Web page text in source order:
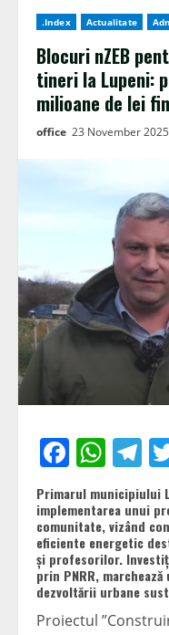
.Index Actualitate
Blocuri nZEB
tineri la Lupeni:
milioane de lei
office 23 November 2025
Primarul municipiului
implementarea unui
comunitate, vizând
eficiente energetic
și profesorilor.
prin PNRR,
dezvoltării urbane
Proiectul